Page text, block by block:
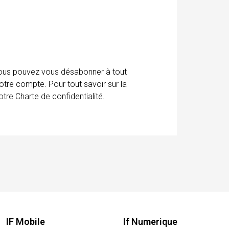
pouvez vous désabonner à tout
compte. Pour tout savoir sur la
Charte de confidentialité.
IF Mobile If Numerique